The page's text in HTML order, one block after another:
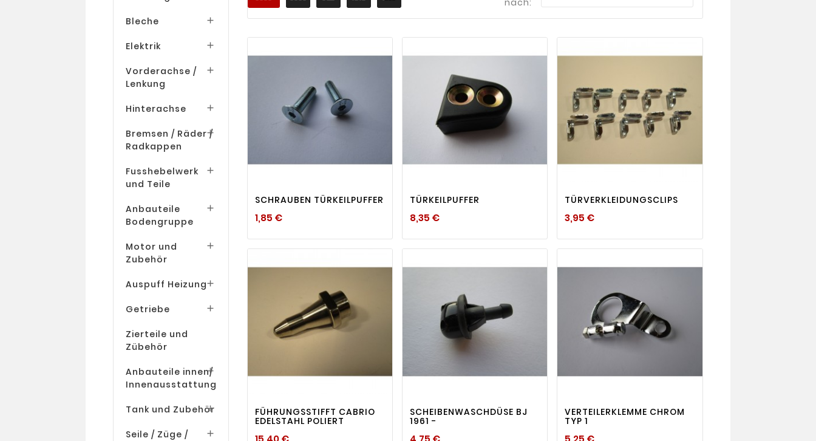
Bleche 
Elektrik 
Vorderachse /
Lenkung

Hinterachse 
Bremsen / Räder /
Radkappen

Fusshebelwerk
und Teile

Anbauteile
Bodengruppe

Motor und
Zubehör

Auspuff Heizung
Getriebe 
Zierteile und
Zübehör
Anbauteile innen/
Innenausstattung

Tank und Zubehör

Seile / Züge /

 visibility
SCHRAUBEN TÜRKEILPUFFER
1,85 €Preis
 visibility
TÜRKEILPUFFER
8,35 €Preis
 visibility
TÜRVERKLEIDUNGSCLIPS
3,95 €Preis
 visibility
FÜHRUNGSSTIFFT CABRIO
EDELSTAHL POLIERT
Preis
 visibility
SCHEIBENWASCHDÜSE BJ
1961 -
Preis
 visibility
VERTEILERKLEMME CHROM
TYP 1
Preis